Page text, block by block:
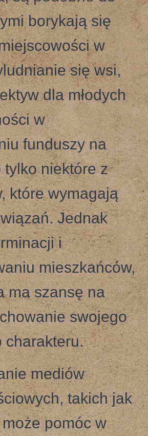
borykają się
w
się wsi,
dla młodych
w
funduszy na
tylko niektóre z
które wymagają
Jednak
i
mieszkańców,
ma szansę na
swojego
charakteru.
mediów
takich jak
pomóc w